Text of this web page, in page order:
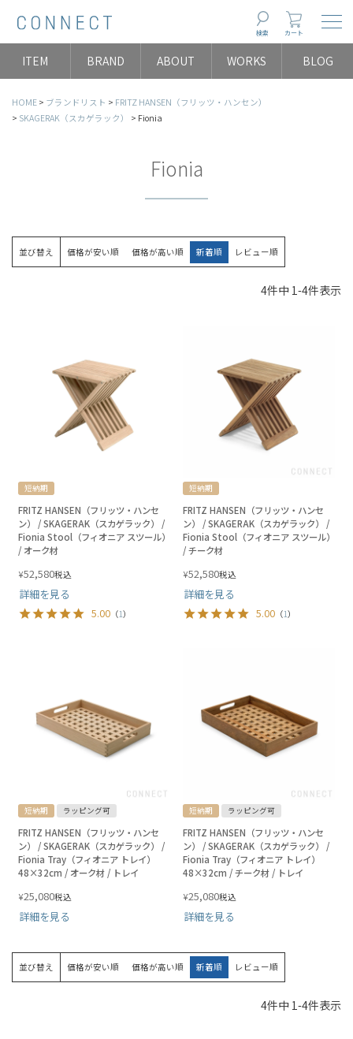
検索 カート
ITEM BRAND ABOUT WORKS BLOG
HOME ブランドリスト
FRITZ HANSEN（フリッツ・ハンセン）
SKAGERAK（スカゲラック）
Fionia
Fionia
並び替え 価格が安い順 価格が高い順 新着順 レビュー順
4件中 1 -4件表示
短納期
FRITZ HANSEN（フリッツ・ハンセ
ン） / SKAGERAK（スカゲラック） /
Fionia Stool（フィオニア スツール）
/ オーク材
¥52,580税込
詳細を見る
5.00 （1）
短納期
FRITZ HANSEN（フリッツ・ハンセ
ン） / SKAGERAK（スカゲラック） /
Fionia Stool（フィオニア スツール）
/ チーク材
¥52,580税込
詳細を見る
5.00 （1）
短納期 ラッピング可
FRITZ HANSEN（フリッツ・ハンセ
ン） / SKAGERAK（スカゲラック） /
Fionia Tray（フィオニア トレイ）
48×32cm / オーク材 / トレイ
¥25,080税込
詳細を見る
短納期 ラッピング可
FRITZ HANSEN（フリッツ・ハンセ
ン） / SKAGERAK（スカゲラック） /
Fionia Tray（フィオニア トレイ）
48×32cm / チーク材 / トレイ
¥25,080税込
詳細を見る
並び替え 価格が安い順 価格が高い順 新着順 レビュー順
4件中 1-4件表示